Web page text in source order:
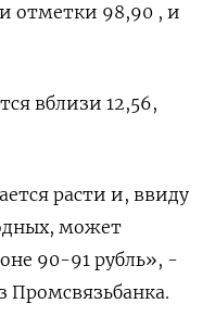
отметки 98,90 , и
вблизи 12,56,
расти и, ввиду
может
90-91 рубль», -
Промсвязьбанка.